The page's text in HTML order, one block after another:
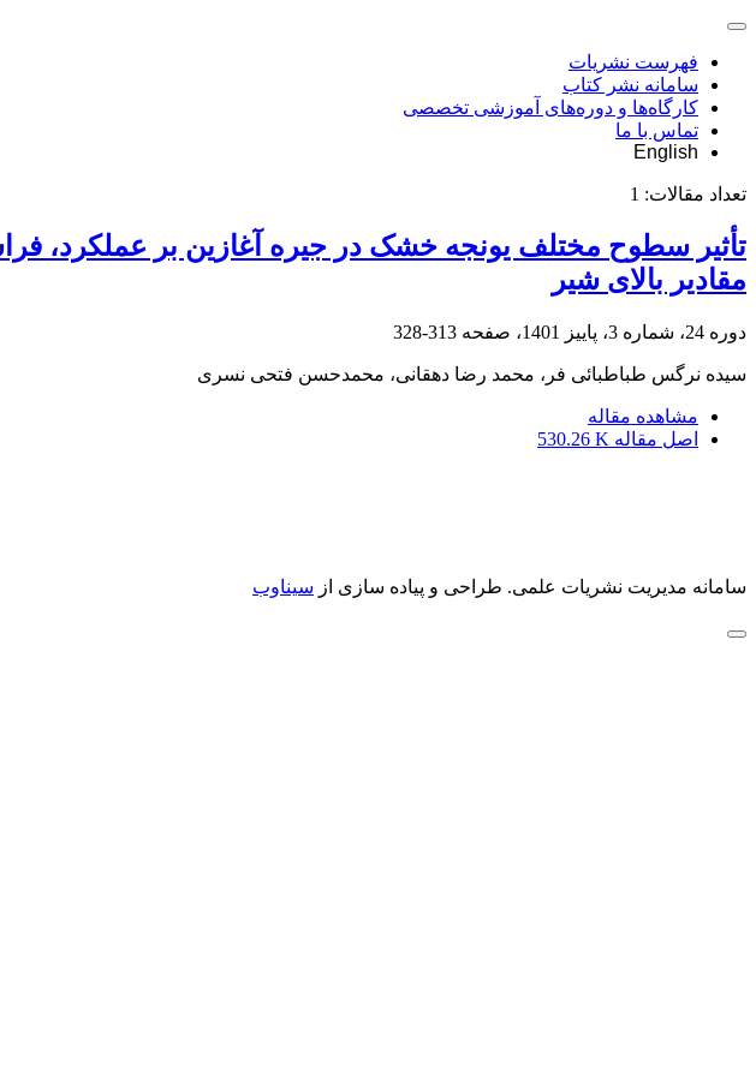
فهرست نشریات
سامانه نشر کتاب
کارگاه‌ها و دوره‌های آموزشی تخصصی
تماس با ما
English
تعداد مقالات: 1
تأثیر سطوح مختلف یونجه خشک در جیره آغازین بر عملکرد،
مقادیر بالای شیر
دوره 24، شماره 3، پاییز 1401، صفحه 313-328
سیده نرگس طباطبائی فر، محمد رضا دهقانی، محمدحسن فتحی نسری
مشاهده مقاله
اصل مقاله 530.26 K
سامانه مدیریت نشریات علمی. طراحی و پیاده سازی از سیناوب